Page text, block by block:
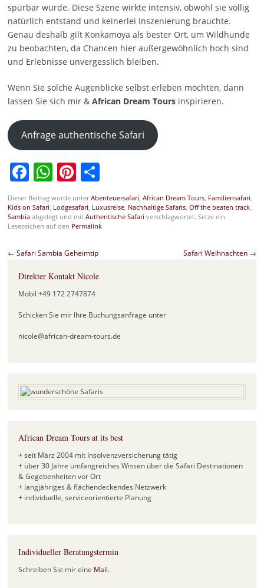
spürbar wurde. Diese Szene wirkte intensiv, obwohl sie völlig
natürlich entstand und keinerlei Inszenierung brauchte.
Genau deshalb gilt Konkamoya als bester Ort, um Wildhunde
zu beobachten, da Chancen hier außergewöhnlich hoch sind
und Erlebnisse unvergesslich bleiben.
Wenn Sie solche Augenblicke selbst erleben möchten, dann
lassen Sie sich mir & African Dream Tours inspirieren.
Anfrage authentische Safari
Facebook
WhatsApp
Pinterest
Teilen
Dieser Beitrag wurde unterAbenteuersafari African Dream Tours, Familiensafari
Kids on Safari Lodgesafari Luxusreise, Nachhaltige Safaris, Off the beaten track,
Sambiaabgelegt und mit Authentische Safari verschlagwortet. Setze ein
Lesezeichen auf den Permalink.
Beitragsnavigation
← Safari Sambia Geheimtip Safari Weihnachten →
Direkter Kontakt Nicole
Mobil +49 172 2747874
Schicken Sie mir Ihre Buchungsanfrage unter
nicole@african-dream-tours.de
African Dream Tours at its best
+ seit März 2004 mit Insolvenzversicherung tätig
+ über 30 Jahre umfangreiches Wissen über die Safari Destinationen
& Gegebenheiten vor Ort
+ langjähriges & flächendeckendes Netzwerk
+ individuelle, serviceorientierte Planung
Individueller Beratungstermin
Schreiben Sie mir eine Mail.